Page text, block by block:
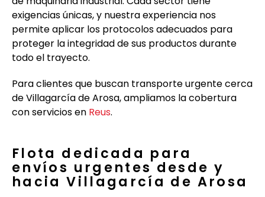
exigencias únicas, y nuestra experiencia nos
permite aplicar los protocolos adecuados para
proteger la integridad de sus productos durante
todo el trayecto.
Para clientes que buscan transporte urgente cerca
de Villagarcía de Arosa, ampliamos la cobertura
con servicios en Reus.
Flota dedicada para
envíos urgentes desde y
hacia Villagarcía de Arosa